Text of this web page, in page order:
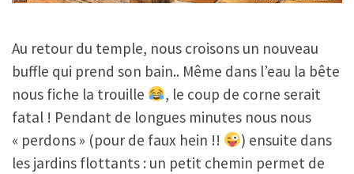
Au retour du temple, nous croisons un nouveau
buffle qui prend son bain.. Même dans l’eau la bête
nous fiche la trouille
, le coup de corne serait
fatal ! Pendant de longues minutes nous nous
« perdons » (pour de faux hein !!
) ensuite dans
les jardins flottants : un petit chemin permet de